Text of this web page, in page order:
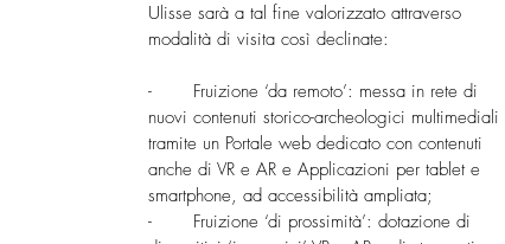
Ulisse sarà a tal fine valorizzato attraverso
modalità di visita così declinate:
- Fruizione ‘da remoto’: messa in rete di
nuovi contenuti storico-archeologici multimediali
tramite un Portale web dedicato con contenuti
anche di VR e AR e Applicazioni per tablet e
smartphone, ad accessibilità ampliata;
- Fruizione ‘di prossimità’: dotazione di